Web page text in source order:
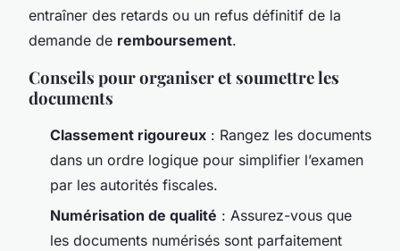
entraîner des retards ou un refus définitif de la
demande de remboursement.
Conseils pour organiser et soumettre les
documents
Classement rigoureux : Rangez les documents
dans un ordre logique pour simplifier l’examen
par les autorités fiscales.
Numérisation de qualité : Assurez-vous que
les documents numérisés sont parfaitement